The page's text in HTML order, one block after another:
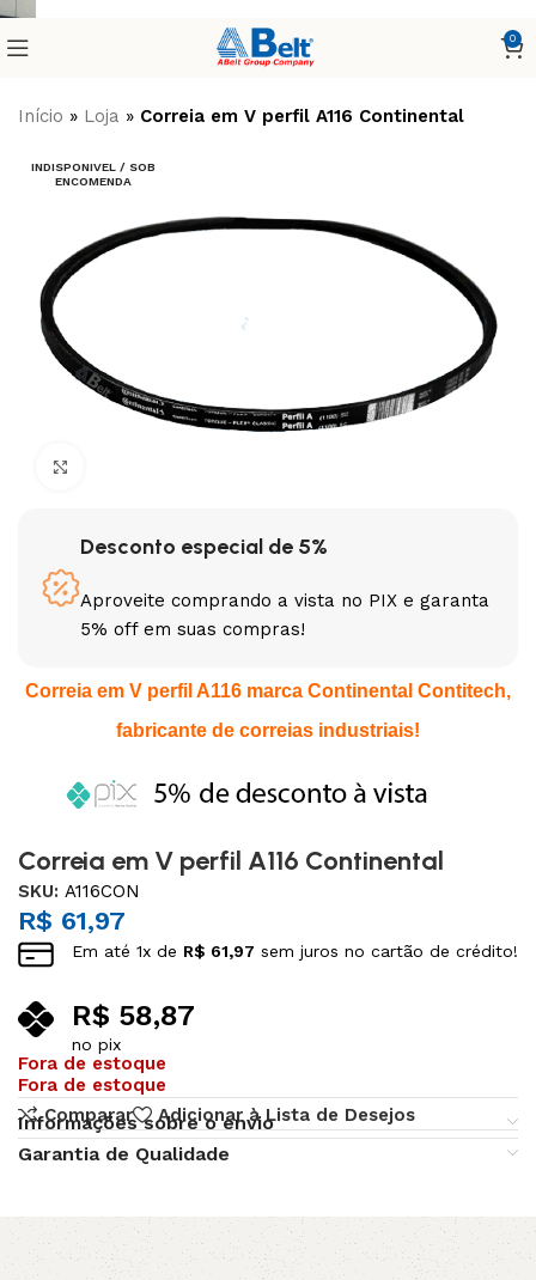
0
Início » Loja » Correia em V perfil A116 Continental
INDISPONIVEL / SOB
ENCOMENDA
Desconto especial de 5%
Aproveite comprando a vista no PIX e garanta
5% off em suas compras!
Correia em V perfil A116 marca Continental Contitech,
fabricante de correias industriais!
Correia em V perfil A116 Continental
SKU:A116CON
R$ 61,97
Em até1x de R$ 61,97 sem juros no cartão de crédito!
R$ 58,87
no pix
Fora de estoque
Fora de estoque
Comparar
Adicionar à Lista de Desejos
Informações sobre o envio
Garantia de Qualidade